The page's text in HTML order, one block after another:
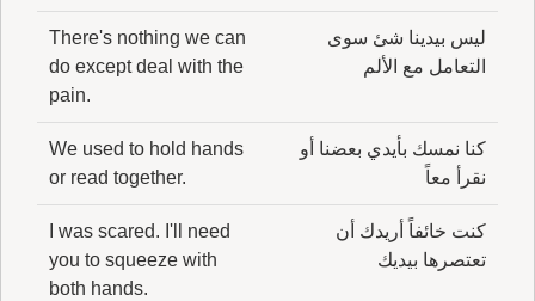
ليس بيدينا شئ سوى
التعامل مع الألم
There's nothing we can
do except deal with the
pain.
كنا نمسك بأيدي بعضنا أو
نقرأ معاً
We used to hold hands
or read together.
كنت خائفاً أريدك أن
تعتصرها بيديك
I was scared. I'll need
you to squeeze with
both hands.